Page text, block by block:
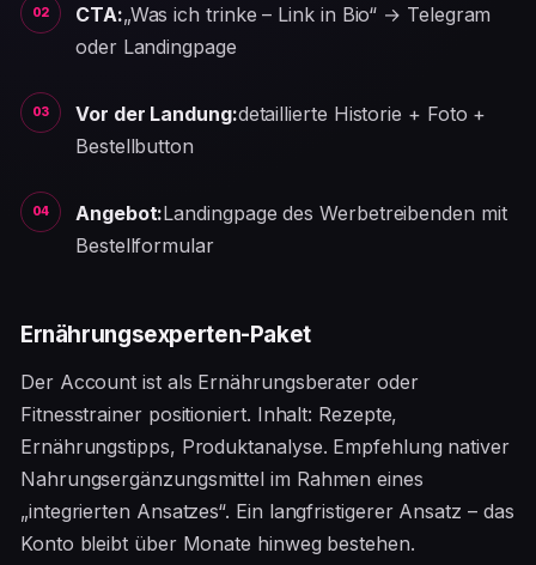
CTA:„Was ich trinke – Link in Bio“ → Telegram
oder Landingpage
Vor der Landung:detaillierte Historie + Foto +
Bestellbutton
Angebot:Landingpage des Werbetreibenden mit
Bestellformular
Ernährungsexperten-Paket
Der Account ist als Ernährungsberater oder
Fitnesstrainer positioniert. Inhalt: Rezepte,
Ernährungstipps, Produktanalyse. Empfehlung nativer
Nahrungsergänzungsmittel im Rahmen eines
„integrierten Ansatzes“. Ein langfristigerer Ansatz – das
Konto bleibt über Monate hinweg bestehen.